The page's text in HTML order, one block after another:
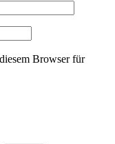
Browser für